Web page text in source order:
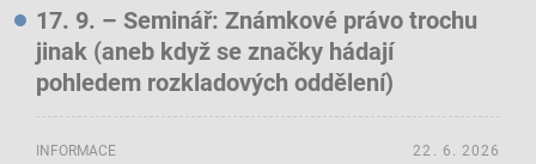
17. 9. – Seminář: Známkové právo trochu
jinak (aneb když se značky hádají
pohledem rozkladových oddělení)
INFORMACE 22. 6. 2026